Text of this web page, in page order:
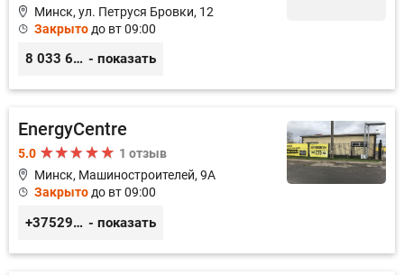
Минск, ул. Петруся Бровки, 12
Закрыто до вт 09:00
8 033 626 05 68 - показать
EnergyCentre
5.0
1 отзыв
Минск, Машиностроителей, 9A
Закрытодо вт 09:00
+375293857117 - показать